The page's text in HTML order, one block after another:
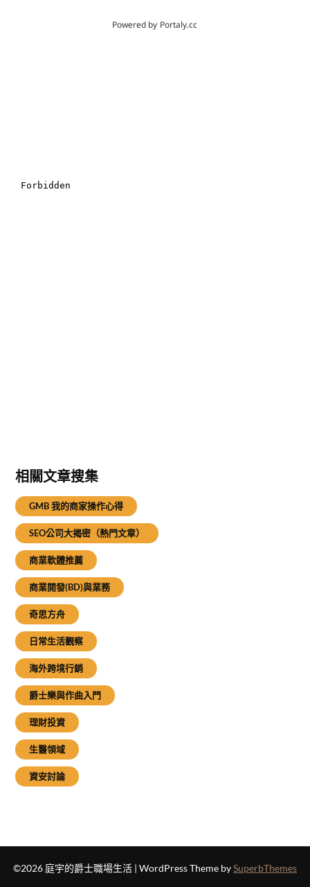
相關文章搜集
GMB 我的商家操作心得
SEO公司大揭密（熱門文章）
商業軟體推薦
商業開發(BD)與業務
奇思方舟
日常生活觀察
海外跨境行銷
爵士樂與作曲入門
理財投資
生醫領域
資安討論
©2026 庭宇的爵士職場生活 | WordPress Theme bySuperbThemes